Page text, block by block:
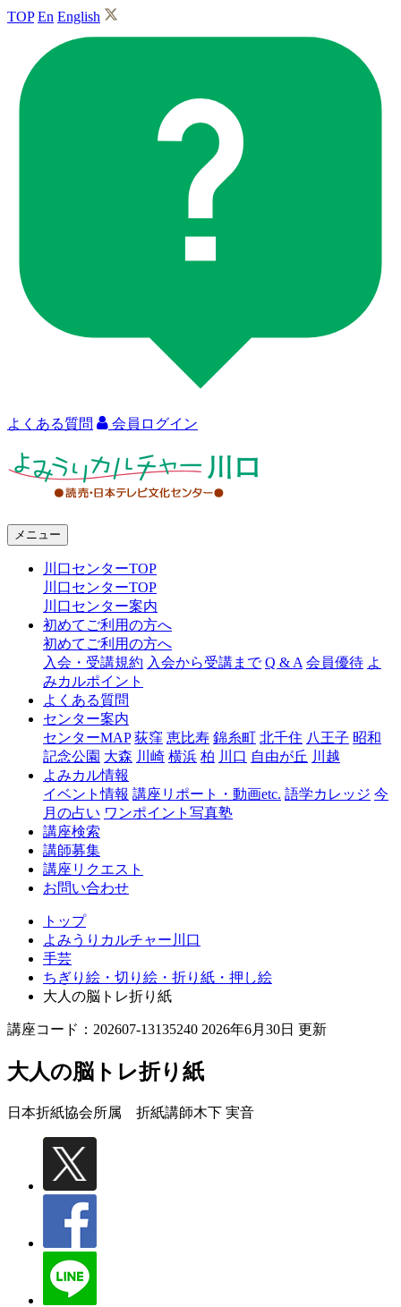
TOP En English
よくある質問 会員ログイン
ャ
口
メニュー
川口センターTOP
川口センターTOP
川口センター案内
初めてご利用の方へ
初めてご利用の方へ
入会・受講規約 入会から受講まで Q & A 会員優待 よ
みカルポイント
よくある質問
センター案内
センターMAP 荻窪 恵比寿 錦糸町 北千住 八王子 昭和
記念公園 大森 川崎 横浜 柏 川口 自由が丘 川越
よみカル情報
イベント情報 講座リポート・動画etc. 語学カレッジ 今
月の占い ワンポイント写真塾
講座検索
講師募集
講座リクエスト
お問い合わせ
トップ
よみうりカルチャー川口
手芸
ちぎり絵・切り絵・折り紙・押し絵
大人の脳トレ折り紙
講座コード：202607-13135240 2026年6月30日 更新
大人の脳トレ折り紙
日本折紙協会所属 折紙講師木下 実音